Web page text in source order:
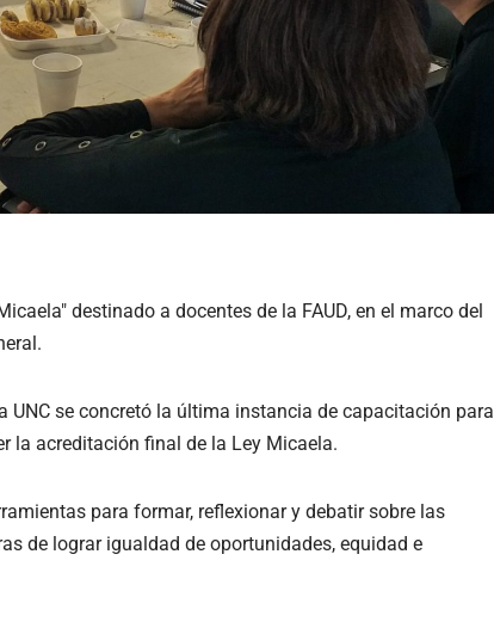
destinado a docentes de la FAUD, en el marco del
UNC se concretó la última instancia de capacitación para
la acreditación final de la Ley Micaela.
para formar, reflexionar y debatir sobre las
de lograr igualdad de oportunidades, equidad e